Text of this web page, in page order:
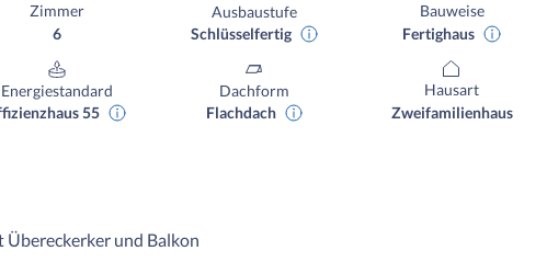
Zimmer
6
Ausbaustufe
Schlüsselfertig
Bauweise
Fertighaus
Energiestandard
55
Dachform
Flachdach
Hausart
Zweifamilienhaus
und Balkon